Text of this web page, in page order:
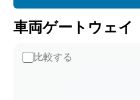
車両ゲートウェイ
比較する